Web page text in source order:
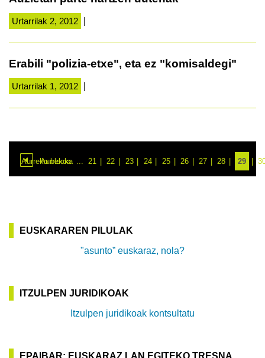
Urtarrilak 2, 2012
Erabili "polizia-etxe", eta ez "komisaldegi"
Urtarrilak 1, 2012
Aurreko blocka
Aurrekoa ... 21 22 23 24 25 26 27 28 29
EUSKARAREN PILULAK
"asunto” euskaraz, nola?
ITZULPEN JURIDIKOAK
Itzulpen juridikoak kontsultatu